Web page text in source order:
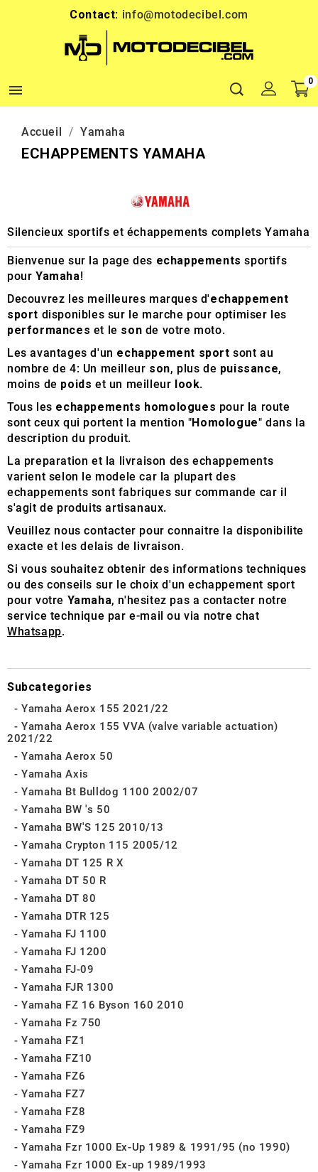
Contact: info@motodecibel.com

0
Accueil Yamaha
ECHAPPEMENTS YAMAHA
Silencieux sportifs et échappements complets Yamaha
Bienvenue sur la page des echappements sportifs
pour Yamaha!
Decouvrez les meilleures marques d'echappement
sport disponibles sur le marche pour optimiser les
performances et le son de votre moto.
Les avantages d'un echappement sport sont au
nombre de 4: Un meilleur son, plus de puissance,
moins de poids et un meilleur look.
Tous les echappements homologues pour la route
sont ceux qui portent la mention "Homologue" dans la
description du produit.
La preparation et la livraison des echappements
varient selon le modele car la plupart des
echappements sont fabriques sur commande car il
s'agit de produits artisanaux.
Veuillez nous contacter pour connaitre la disponibilite
exacte et les delais de livraison.
Si vous souhaitez obtenir des informations techniques
ou des conseils sur le choix d'un echappement sport
pour votre Yamaha, n'hesitez pas a contacter notre
service technique par e-mail ou via notre chat
Whatsapp.
Subcategories
Yamaha Aerox 155 2021/22
Yamaha Aerox 155 VVA (valve variable actuation)
2021/22
Yamaha Aerox 50
Yamaha Axis
Yamaha Bt Bulldog 1100 2002/07
Yamaha BW 's 50
Yamaha BW'S 125 2010/13
Yamaha Crypton 115 2005/12
Yamaha DT 125 R X
Yamaha DT 50 R
Yamaha DT 80
Yamaha DTR 125
Yamaha FJ 1100
Yamaha FJ 1200
Yamaha FJ-09
Yamaha FJR 1300
Yamaha FZ 16 Byson 160 2010
Yamaha Fz 750
Yamaha FZ1
Yamaha FZ10
Yamaha FZ6
Yamaha FZ7
Yamaha FZ8
Yamaha FZ9
Yamaha Fzr 1000 Ex-Up 1989 & 1991/95 (no 1990)
Yamaha Fzr 1000 Ex-up 1989/1993